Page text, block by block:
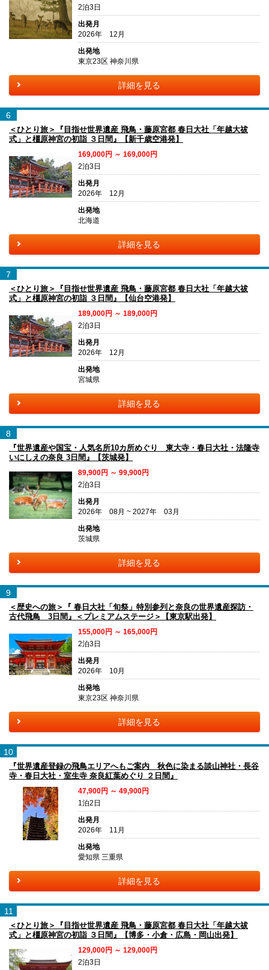
2泊3日
出発月
2026年 12月
出発地
東京23区 神奈川県
詳細を見る
6
＜ひとり旅＞『目指せ世界遺産 飛鳥・藤原宮都 春日大社「年越大祓
式」と橿原神宮の初詣 ３日間』【新千歳空港発】
169,000円 ～ 169,000円
2泊3日
出発月
2026年 12月
出発地
北海道
詳細を見る
7
＜ひとり旅＞『目指せ世界遺産 飛鳥・藤原宮都 春日大社「年越大祓
式」と橿原神宮の初詣 ３日間』【仙台空港発】
189,000円 ～ 189,000円
2泊3日
出発月
2026年 12月
出発地
宮城県
詳細を見る
8
『世界遺産や国宝・人気名所10カ所めぐり 東大寺・春日大社・法隆寺
いにしえの奈良 3日間』【茨城発】
89,900円 ～ 99,900円
2泊3日
出発月
2026年 08月 ~ 2027年 03月
出発地
茨城県
詳細を見る
9
＜歴史への旅＞『 春日大社「旬祭」特別参列と奈良の世界遺産探訪・
古代飛鳥 3日間』＜プレミアムステージ＞【東京駅出発】
155,000円 ～ 165,000円
2泊3日
出発月
2026年 10月
出発地
東京23区 神奈川県
詳細を見る
10
『世界遺産登録の飛鳥エリアへもご案内 秋色に染まる談山神社・長谷
寺・春日大社・室生寺 奈良紅葉めぐり ２日間』
47,900円 ～ 49,900円
1泊2日
出発月
2026年 11月
出発地
愛知県 三重県
詳細を見る
11
＜ひとり旅＞『目指せ世界遺産 飛鳥・藤原宮都 春日大社「年越大祓
式」と橿原神宮の初詣 ３日間』【博多・小倉・広島・岡山出発】
129,000円 ～ 129,000円
2泊3日